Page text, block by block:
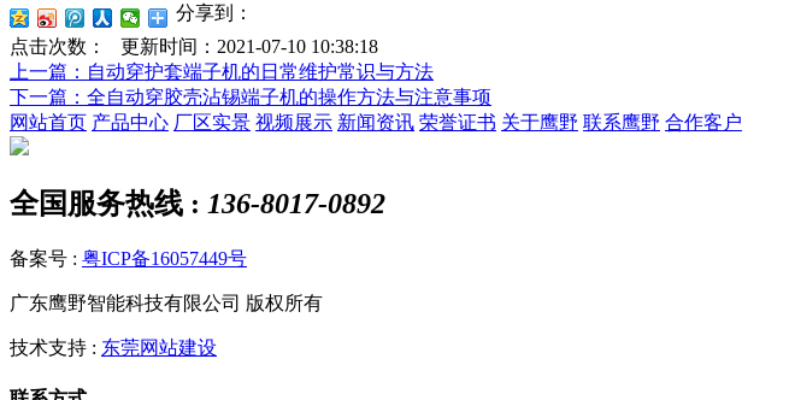
分享到：
点击次数：
更新时间：2021-07-10 10:38:18
上一篇 ：自动穿护套端子机的日常维护常识与方法
下一篇 ：全自动穿胶壳沾锡端子机的操作方法与注意事项
网站首页 产品中心 厂区实景 视频展示 新闻资讯 荣誉证书 关于鹰野 联系鹰野 合作客户
全国服务热线 : 136-8017-0892
备案号 : 粤ICP备16057449号
广东鹰野智能科技有限公司 版权所有
技术支持 : 东莞网站建设